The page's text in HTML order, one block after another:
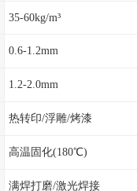
35-60kg/m³
0.6-1.2mm
1.2-2.0mm
热转印/浮雕/烤漆
高温固化(180℃)
满焊打磨/激光焊接